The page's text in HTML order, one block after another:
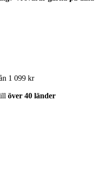
1 099 kr
över 40 länder